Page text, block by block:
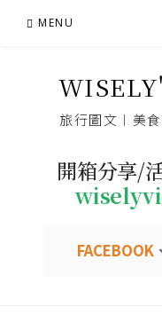
MENU
旅行圖文︱美
開箱分享/
FACEBOOK